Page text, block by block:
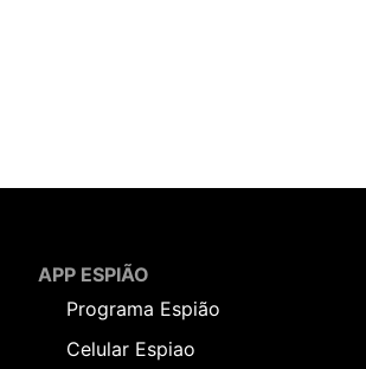
APP ESPIÃO
Programa Espião
Celular Espiao